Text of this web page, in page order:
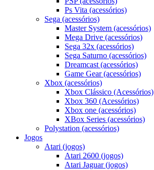
Ps Vita (acessórios)
Sega (acessórios)
Master System (acessórios)
Mega Drive (acessórios)
Sega 32x (acessórios)
Sega Saturno (acessórios)
Dreamcast (acessórios)
Game Gear (acessórios)
Xbox (acessórios)
Xbox Clássico (Acessórios)
Xbox 360 (Acessórios)
Xbox one (acessórios)
XBox Series (acessórios)
Polystation (acessórios)
Jogos
Atari (jogos)
Atari 2600 (jogos)
Atari Jaguar (jogos)